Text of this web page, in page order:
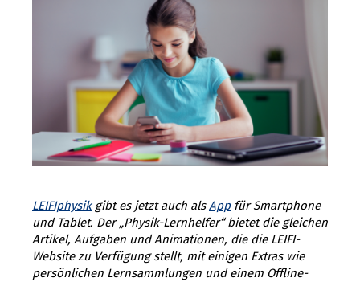
LEIFIphysikgibt es jetzt auch alsAppfür Smartphone
und Tablet. Der „Physik-Lernhelfer“ bietet die gleichen
Artikel, Aufgaben und Animationen, die die LEIFI-
Website zu Verfügung stellt, mit einigen Extras wie
persönlichen Lernsammlungen und einem Offline-